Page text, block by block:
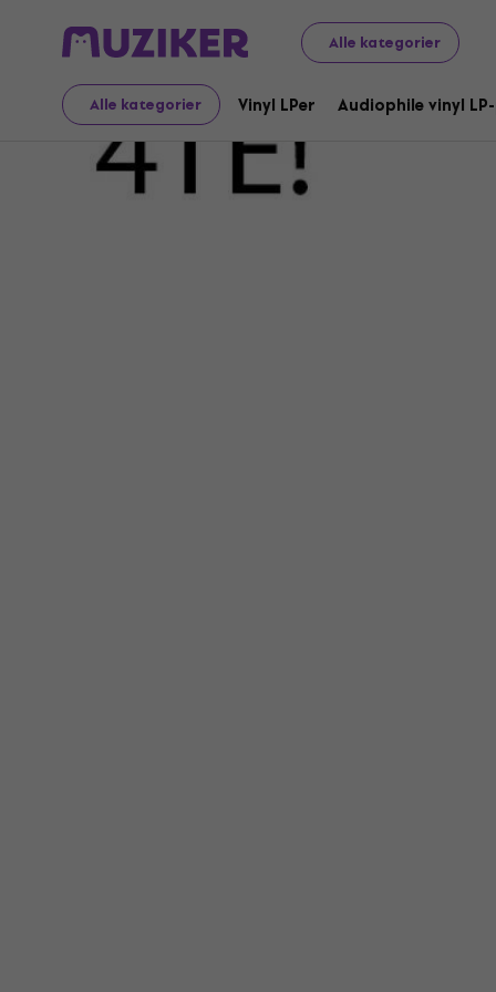
Alle kategorier
Alle kategorier Vinyl LPer Audiophile vinyl
4TE!